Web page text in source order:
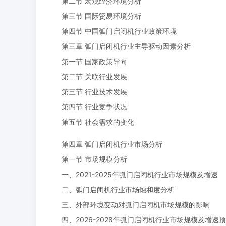
第三节 国际贸易环境分析
第四节 中国弧门启闭机行业政策环境
第三章 弧门启闭机行业主导驱动因素分析
第一节 国家政策导向
第二节 关联行业发展
第三节 行业技术发展
第四节 行业竞争状况
第五节 社会需求的变化
第四章 弧门启闭机行业市场分析
第一节 市场规模分析
一、2021-2025年弧门启闭机行业市场规模及增速
二、弧门启闭机行业市场饱和度分析
三、外部环境变动对弧门启闭机市场规模的影响
四、2026-2028年弧门启闭机行业市场规模及增速